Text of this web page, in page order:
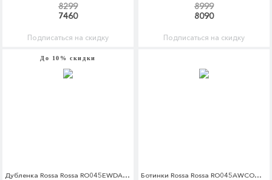
8299
7460
Подписаться на скидку
8999
8090
Подписаться на скидку
До 10% скидки
Дубленка Rossa Rossa RO045EWDAWT2 Ботинки Rossa Rossa RO045AWCOQB0